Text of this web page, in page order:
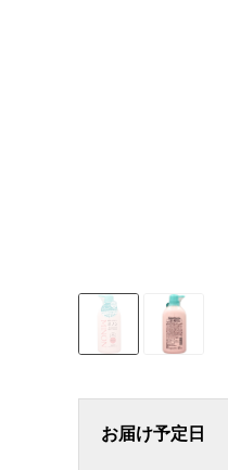
お届け予定日